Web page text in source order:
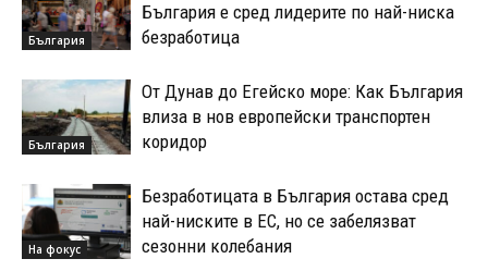
България
България е сред лидерите по най-ниска
безработица
България
От Дунав до Егейско море: Как България
влиза в нов европейски транспортен
коридор
На фокус
Безработицата в България остава сред
най-ниските в ЕС, но се забелязват
сезонни колебания